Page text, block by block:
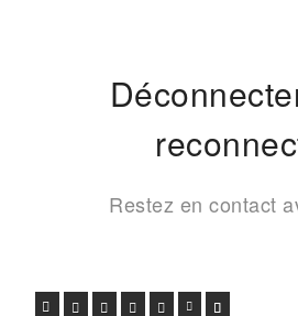
Restez en contact
FACEBOOK
TWITTERGOOGLE+PINTEREST
VIADEOLINKEDIN